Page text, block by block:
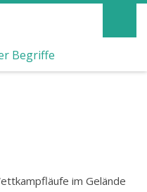
Begriffe
im Gelände